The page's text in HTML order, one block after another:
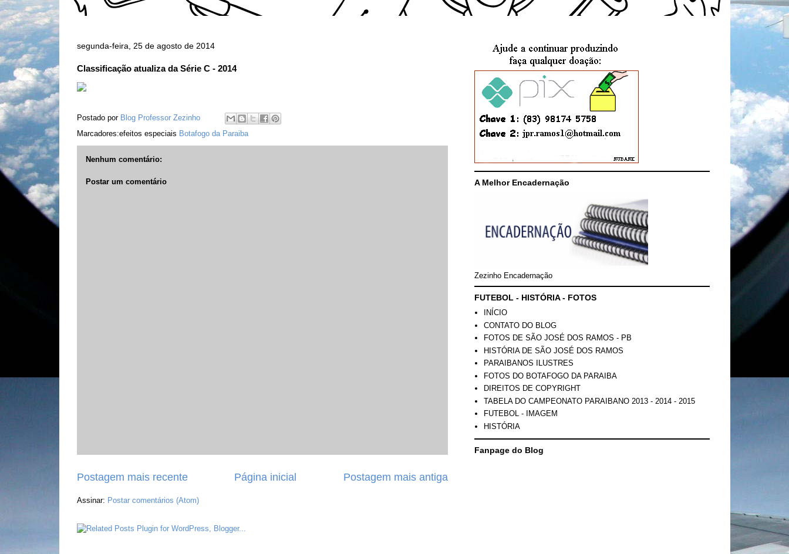
segunda-feira, 25 de agosto de 2014
Classificação atualiza da Série C - 2014
Postado por Blog Professor Zezinho
Marcadores:efeitos especiais Botafogo da Paraiba
Nenhum comentário:
Postar um comentário
Postagem mais recente Postagem mais antiga
Página inicial
Assinar: Postar comentários (Atom)
A Melhor Encadernação
Zezinho Encadernação
FUTEBOL - HISTÓRIA - FOTOS
INÍCIO
CONTATO DO BLOG
FOTOS DE SÃO JOSÉ DOS RAMOS - PB
HISTÓRIA DE SÃO JOSÉ DOS RAMOS
PARAIBANOS ILUSTRES
FOTOS DO BOTAFOGO DA PARAIBA
DIREITOS DE COPYRIGHT
TABELA DO CAMPEONATO PARAIBANO 2013 - 2014 - 2015
FUTEBOL - IMAGEM
HISTÓRIA
Fanpage do Blog